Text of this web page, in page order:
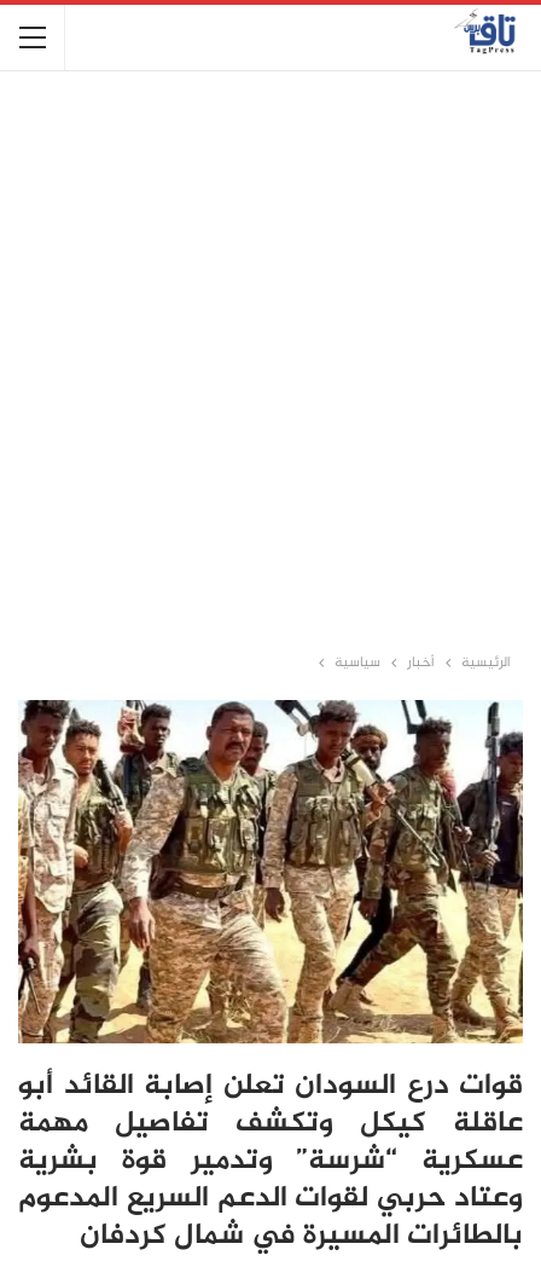
الرئيسية أخبار سياسية
قوات درع السودان تعلن إصابة القائد أبو
عاقلة كيكل وتكشف تفاصيل مهمة
عسكرية “شرسة” وتدمير قوة بشرية
وعتاد حربي لقوات الدعم السريع المدعوم
بالطائرات المسيرة في شمال كردفان